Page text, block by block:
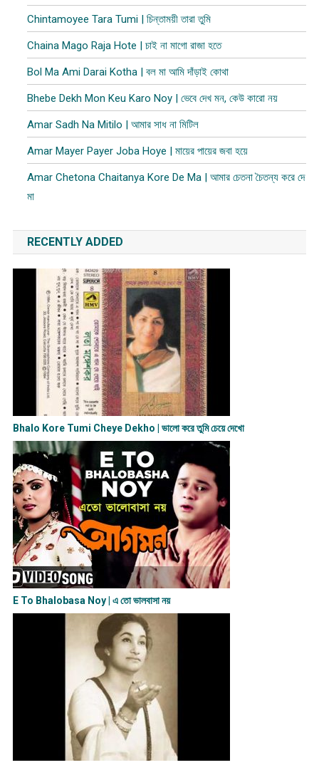
Chintamoyee Tara Tumi | চিন্তাময়ী তারা তুমি
Chaina Mago Raja Hote | চাই না মাগো রাজা হতে
Bol Ma Ami Darai Kotha | বল মা আমি দাঁড়াই কোথা
Bhebe Dekh Mon Keu Karo Noy | ভেবে দেখ মন, কেউ কারো নয়
Amar Sadh Na Mitilo | আমার সাধ না মিটিল
Amar Mayer Payer Joba Hoye | মায়ের পায়ের জবা হয়ে
Amar Chetona Chaitanya Kore De Ma | আমার চেতনা চৈতন্য করে দে
মা
RECENTLY ADDED
Bhalo Kore Tumi Cheye Dekho | ভালো করে তুমি চেয়ে দেখো
E To Bhalobasa Noy | এ তো ভালবাসা ন​য়